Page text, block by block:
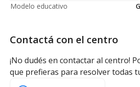
Modelo educativo
Contactá con el centro
¡No dudés en contactar al centro!
que prefieras para resolver todas